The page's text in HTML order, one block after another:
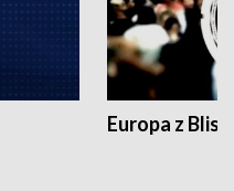
Europa z